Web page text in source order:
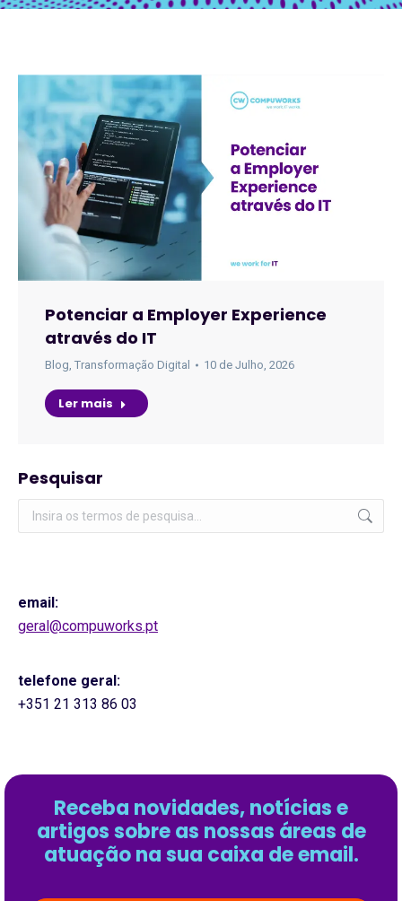
Potenciar a Employer Experience
através do IT
Blog Transformação Digital 10 de Julho, 2026
Ler mais
Pesquisar
Pesquisar:
email:
geral@compuworks.pt
telefone geral:
+351 21 313 86 03
Receba novidades, notícias e
artigos sobre as nossas áreas de
atuação na sua caixa de email.